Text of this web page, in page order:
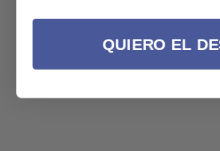
QUIERO EL